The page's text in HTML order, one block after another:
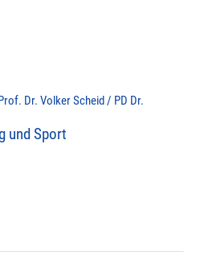
Dr. Volker Scheid / PD Dr.
und Sport